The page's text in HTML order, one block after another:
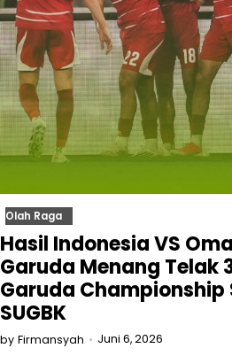
Olah Raga
Hasil Indonesia VS
Garuda Menang Telak
Garuda Championship
SUGBK
by Firmansyah Juni 6, 2026